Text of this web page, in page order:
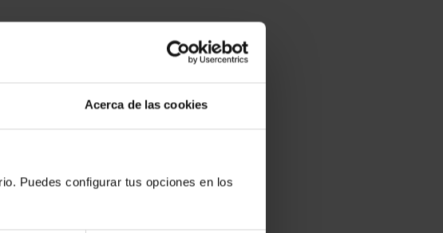
Acerca de las cookies
Puedes configurar tus opciones en los